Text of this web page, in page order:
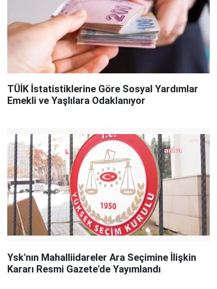
TÜİK İstatistiklerine Göre Sosyal Yardımlar
Emekli ve Yaşlılara Odaklanıyor
Ysk'nın Mahalliidareler Ara Seçimine İlişkin
Kararı Resmi Gazete'de Yayımlandı